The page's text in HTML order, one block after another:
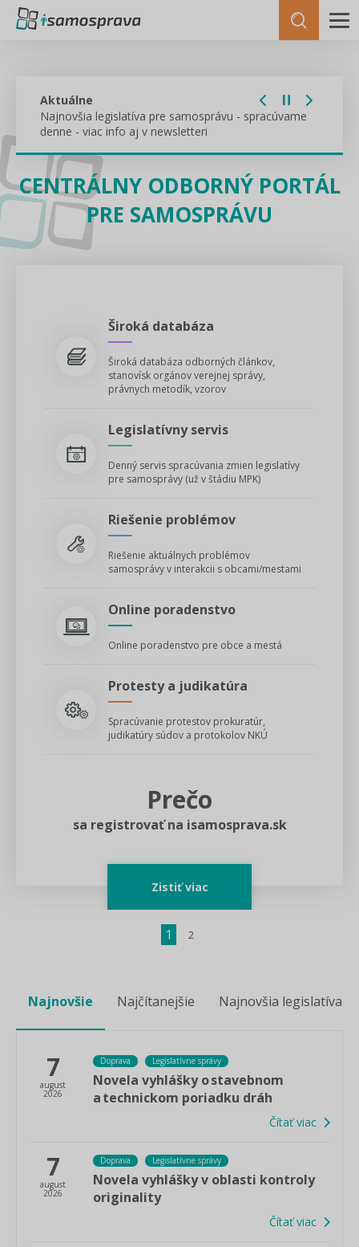
Aktuálne
Najnovšia legislatíva pre samosprávu - spracúvame
denne - viac info aj v newsletteri
CENTRÁLNY ODBORNÝ PORTÁL
PRE SAMOSPRÁVU
Široká databáza
Široká databáza odborných článkov,
stanovísk orgánov verejnej správy,
právnych metodík, vzorov
Legislatívny servis
Denný servis spracúvania zmien legislatívy
pre samosprávy (už v štádiu MPK)
Riešenie problémov
Riešenie aktuálnych problémov
samosprávy v interakcii s obcami/mestami
Online poradenstvo
Online poradenstvo pre obce a mestá
Protesty a judikatúra
Spracúvanie protestov prokuratúr,
judikatúry súdov a protokolov NKÚ
Prečo
sa registrovať na isamosprava.sk
Zistiť viac
isamosprava.sk ꟾ i3 právo
Odpovede nájdete u nás - prípadové
štúdie, články a poradenstvo
starostov/primátorov, poslancov
Legislatívne správy pre každého
- len u nás
LEGISLATIVA
1 2
Najnovšie Najčítanejšie Najnovšia legislatíva
7
august
2026
Doprava Legislatívne správy
Novela vyhlášky o stavebnom
a technickom poriadku dráh
Čítať viac
7
august
2026
Doprava Legislatívne správy
Novela vyhlášky v oblasti kontroly
originality
Čítať viac